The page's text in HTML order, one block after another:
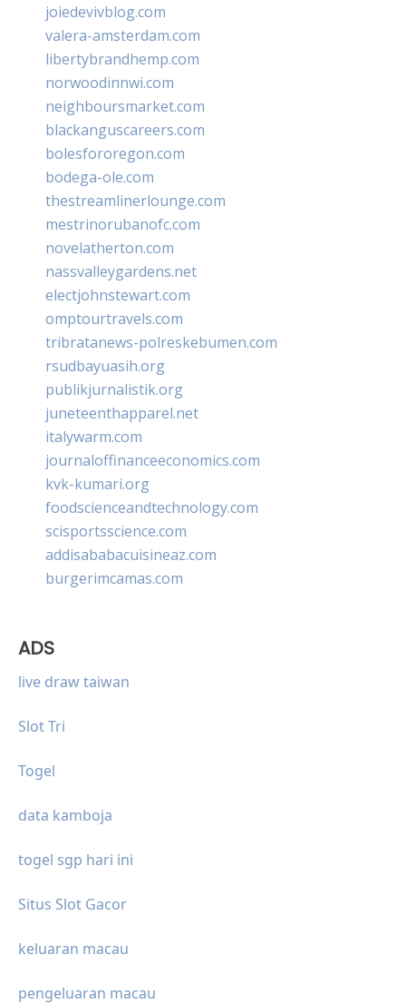
joiedevivblog.com
valera-amsterdam.com
libertybrandhemp.com
norwoodinnwi.com
neighboursmarket.com
blackanguscareers.com
bolesfororegon.com
bodega-ole.com
thestreamlinerlounge.com
mestrinorubanofc.com
novelatherton.com
nassvalleygardens.net
electjohnstewart.com
omptourtravels.com
tribratanews-polreskebumen.com
rsudbayuasih.org
publikjurnalistik.org
juneteenthapparel.net
italywarm.com
journaloffinanceeconomics.com
kvk-kumari.org
foodscienceandtechnology.com
scisportsscience.com
addisababacuisineaz.com
burgerimcamas.com
ADS
live draw taiwan
Slot Tri
Togel
data kamboja
togel sgp hari ini
Situs Slot Gacor
keluaran macau
pengeluaran macau